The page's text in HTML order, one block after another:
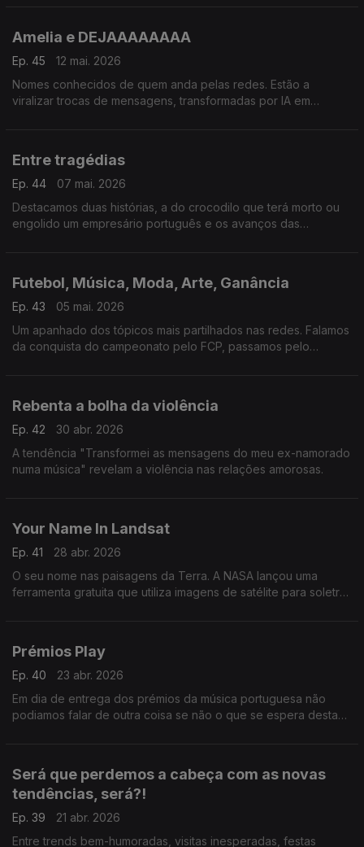
Amelia e DEJAAAAAAAA
Ep. 45
12 mai. 2026
Nomes conhecidos de quem anda pelas redes. Estão a
viralizar trocas de mensagens, transformadas por IA em
Entre tragédias
Ep. 44
07 mai. 2026
Destacamos duas histórias, a do crocodilo que terá morto ou
engolido um empresário português e os avanços das
Futebol, Música, Moda, Arte, Ganância
Ep. 43
05 mai. 2026
Um apanhado dos tópicos mais partilhados nas redes. Falamos
da conquista do campeonato pelo FCP, passamos pelo
Rebenta a bolha da violência
Ep. 42
30 abr. 2026
A tendência "Transformei as mensagens do meu ex-namorado
numa música" revelam a violência nas relações amorosas.
Your Name In Landsat
Ep. 41
28 abr. 2026
O seu nome nas paisagens da Terra. A NASA lançou uma
ferramenta gratuita que utiliza imagens de satélite para soletrar
Prémios Play
Ep. 40
23 abr. 2026
Em dia de entrega dos prémios da música portuguesa não
podiamos falar de outra coisa se não o que se espera desta
Será que perdemos a cabeça com as novas
tendências, será?!
Ep. 39
21 abr. 2026
Entre trends bem-humoradas, visitas inesperadas, festas